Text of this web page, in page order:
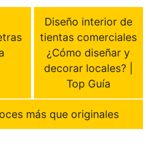
Diseño interior de
tientas comerciales
¿Cómo diseñar y
decorar locales? |
Top Guía
más que originales